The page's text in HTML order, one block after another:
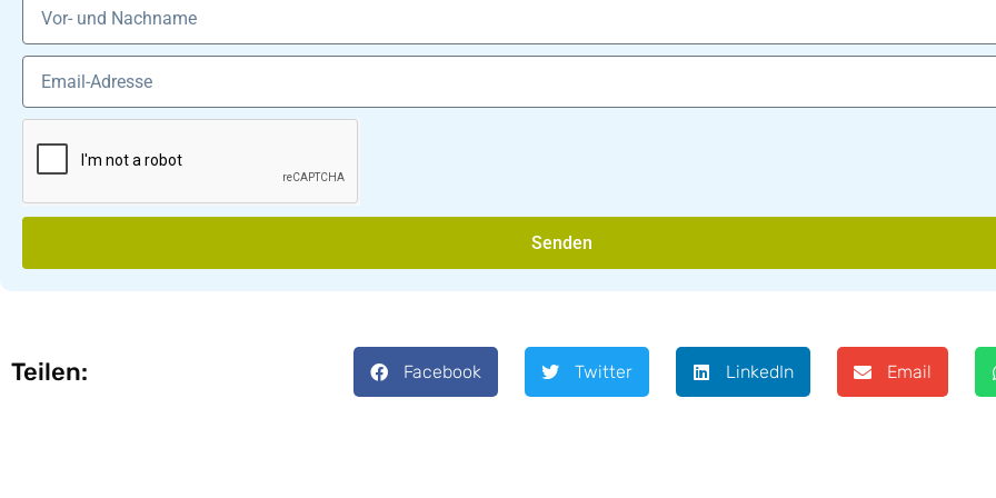
Senden
Teilen: Facebook Twitter LinkedIn Email